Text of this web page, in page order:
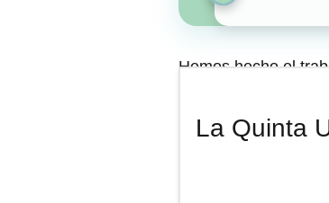
Hemos hecho el
reseñas de la
la cantidad con la
reputación. Aquí
La Quinta